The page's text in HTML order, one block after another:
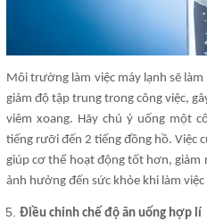
Môi trường làm việc máy lạnh sẽ
giảm độ tập trung trong công việc,
viêm xoang. Hãy chú ý uống một
tiếng rưỡi đến 2 tiếng đồng hồ. Việc
giúp cơ thể hoạt động tốt hơn, giảm
ảnh hưởng đến sức khỏe khi làm
Điều chỉnh chế độ ăn uống hợp lí